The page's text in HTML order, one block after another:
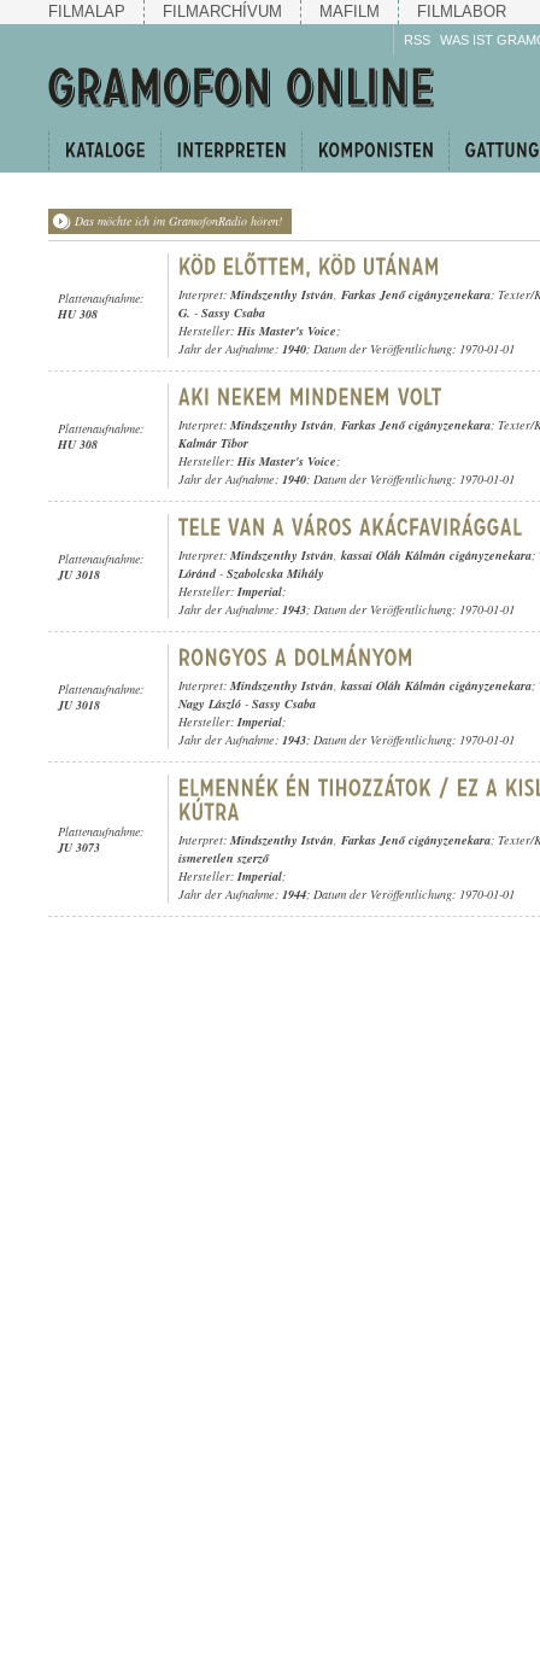
FILMALAP FILMARCHÍVUM MAFILM FILMLABOR
RSS WAS IST
Das möchte ich im GramofonRadio hören!
Plattenaufnahme:
HU 308
Interpret: Mindszenthy István, Farkas Jenő cigányzenekara; Texter/
G. - Sassy Csaba
Hersteller: His Master's Voice;
Jahr der Aufnahme: 1940; Datum der Veröffentlichung: 1970-01-01
Plattenaufnahme:
HU 308
Interpret: Mindszenthy István, Farkas Jenő cigányzenekara; Texter/
Kalmár Tibor
Hersteller: His Master's Voice;
Jahr der Aufnahme: 1940; Datum der Veröffentlichung: 1970-01-01
Plattenaufnahme:
JU 3018
Interpret: Mindszenthy István, kassai Oláh Kálmán cigányzenekara;
Lóránd- Szabolcska Mihály
Hersteller: Imperial;
Jahr der Aufnahme: 1943; Datum der Veröffentlichung: 1970-01-01
Plattenaufnahme:
JU 3018
Interpret: Mindszenthy István, kassai Oláh Kálmán cigányzenekara;
Nagy László - Sassy Csaba
Hersteller: Imperial;
Jahr der Aufnahme: 1943; Datum der Veröffentlichung: 1970-01-01
Plattenaufnahme:
JU 3073
Interpret: Mindszenthy István, Farkas Jenő cigányzenekara; Texter/
ismeretlen szerző
Hersteller: Imperial;
Jahr der Aufnahme: 1944; Datum der Veröffentlichung: 1970-01-01